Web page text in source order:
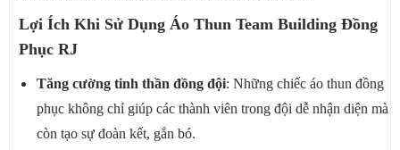
Lợi Ích Khi Sử Dụng Áo Thun Team Building Đồng
Phục RJ
Tăng cường tinh thần đồng đội: Những chiếc áo thun đồng
phục không chỉ giúp các thành viên trong đội dễ nhận diện mà
còn tạo sự đoàn kết, gắn bó.